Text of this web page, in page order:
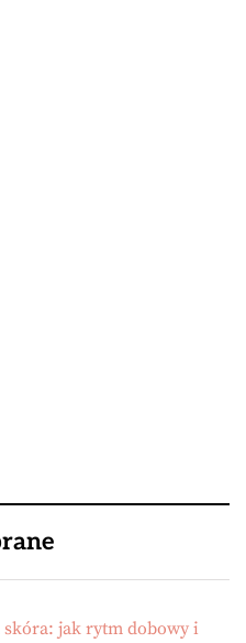
skóra: jak rytm dobowy i